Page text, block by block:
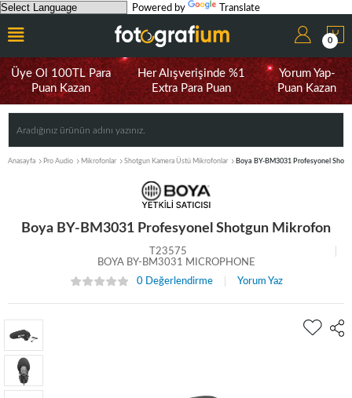
Powered by Translate
0
Üye Ol 100TL Para
Puan Kazan
Her Alışverişinde %1
Extra Para Puan
Yorum Yap-
Puan Kazan
Anasayfa Pro Audio Mikrofonlar Shotgun Kamera Üstü Mikrofonlar Boya BY-BM3031 Profesyonel
Boya BY-BM3031 Profesyonel Shotgun Mikrofon
T23575
BOYA BY-BM3031 MICROPHONE
0 Değerlendirme
Yorum Yaz